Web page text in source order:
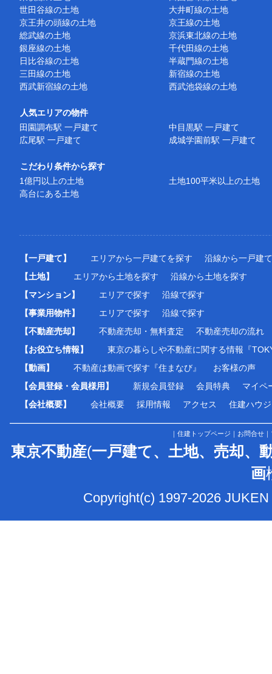
世田谷線の土地
大井町線の土地
京王井の頭線の土地
京王線の土地
総武線の土地
京浜東北線の土地
銀座線の土地
千代田線の土地
日比谷線の土地
半蔵門線の土地
三田線の土地
新宿線の土地
西武新宿線の土地
西武池袋線の土地
人気エリアの物件
田園調布駅 一戸建て
中目黒駅 一戸建て
広尾駅 一戸建て
成城学園前駅 一戸建て
こだわり条件から探す
1億円以上の土地
土地100平米以上の土地
高台にある土地
【一戸建て】 エリアから一戸建てを探す
沿線から一戸建
【土地】
エリアから土地を探す
沿線から土地を探す
【マンション】
エリアで探す
沿線で探す
【事業用物件】
エリアで探す
沿線で探す
【不動産売却】
不動産売却・無料査定
不動産売却の流れ
【お役立ち情報】
東京の暮らしや不動産に関する情報『
【動画】
不動産は動画で探す『住まなび』
お客様の声
【会員登録・会員様用】
新規会員登録 会員特典
マイペ
【会社概要】
会社概要 採用情報 アクセス 住建ハウ
住建トップページ お問合せ
東京不動産(一戸建て、土地、売却、
画
Copyright(c) 1997-2026